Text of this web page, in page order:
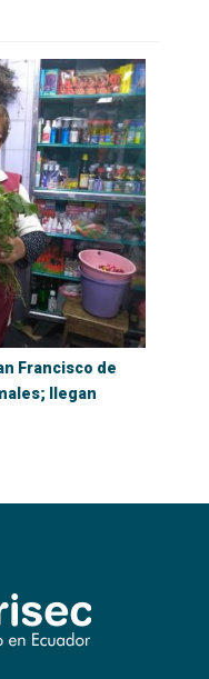
Francisco de
llegan